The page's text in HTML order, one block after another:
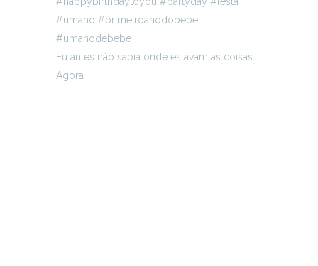
Eu antes não sabia onde estavam as coisas.
Agora